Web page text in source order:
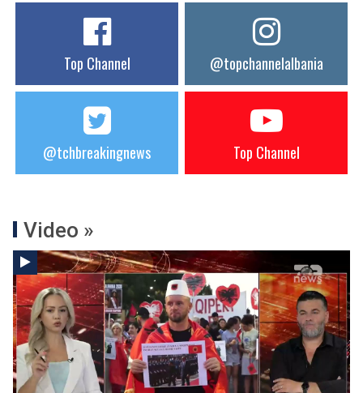
Top Channel @topchannelalbania
@tchbreakingnews Top Channel
Video »